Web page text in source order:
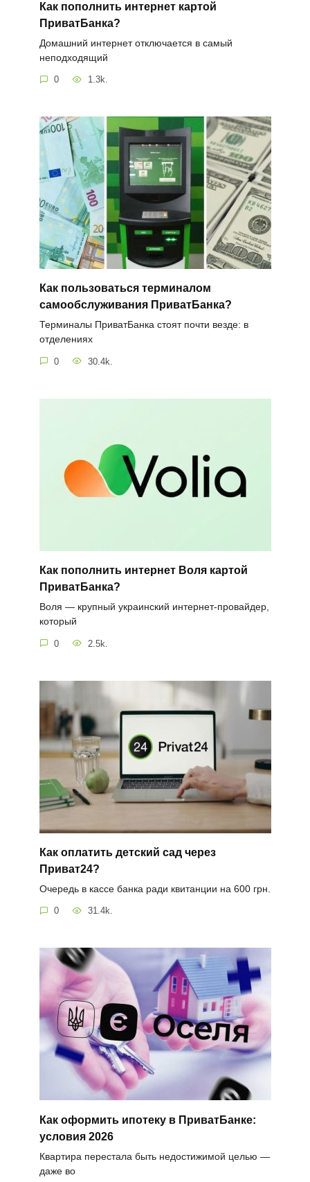
Как пополнить интернет картой
ПриватБанка?
Домашний интернет отключается в самый
неподходящий
0 1.3k.
Как пользоваться терминалом
самообслуживания ПриватБанка?
Терминалы ПриватБанка стоят почти везде: в
отделениях
0 30.4k.
Как пополнить интернет Воля картой
ПриватБанка?
Воля — крупный украинский интернет-провайдер,
который
0 2.5k.
Как оплатить детский сад через
Приват24?
Очередь в кассе банка ради квитанции на 600 грн.
0 31.4k.
Как оформить ипотеку в ПриватБанке:
условия 2026
Квартира перестала быть недостижимой целью —
даже во